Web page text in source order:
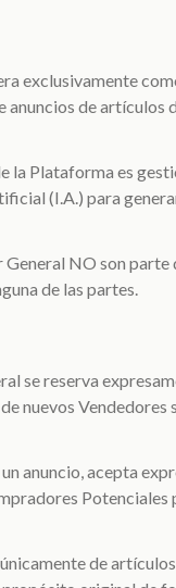
exclusivamente
de artículos
la Plataforma es
(I.A.) para
NO son parte
de las partes.
se reserva
nuevos Vendedores
anuncio, acepta
Potenciales
de